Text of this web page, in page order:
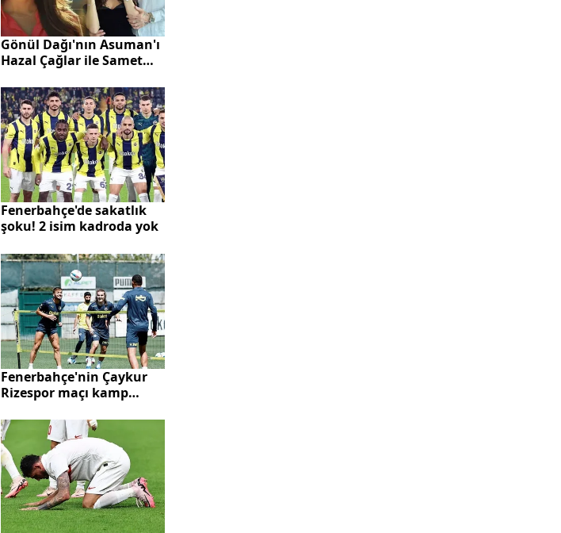
Gönül Dağı'nın Asuman'ı
Hazal Çağlar ile Samet
Fenerbahçe'de sakatlık
şoku! 2 isim kadroda yok
Fenerbahçe'nin Çaykur
Rizespor maçı kamp
isimler de kadroda